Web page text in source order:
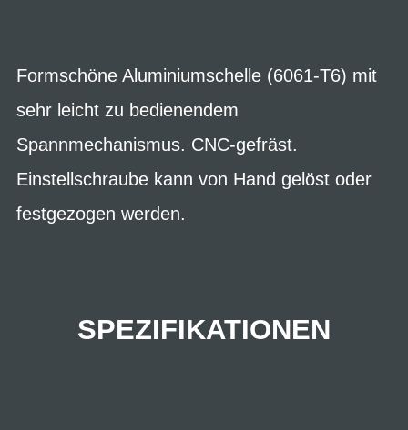
Formschöne Aluminiumschelle (6061-T6) mit
sehr leicht zu bedienendem
Spannmechanismus. CNC-gefräst.
Einstellschraube kann von Hand gelöst oder
festgezogen werden.
SPEZIFIKATIONEN